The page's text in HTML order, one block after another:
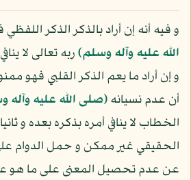
و فيه أنه إن أراد بالذكر الذكر
الله عليه وآله وسلم)ربه تعالى لا
و إن أراد ما يعم الذكر القلبي فهو
أن عدم نسيانه(صلى الله عليه وآله
الخطاب لا ينافي أمره بذكره بعده و
الحقيقي غير ممكن و حمل الدوام
عن عدم تحصيل المعنى على ما هو